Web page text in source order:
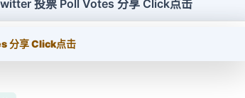
投票 Poll Votes 分享 Click点击
分享 Click点击